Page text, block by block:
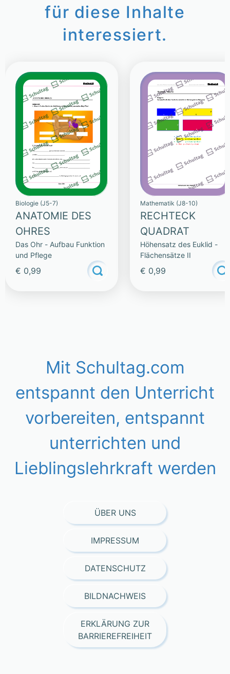
für diese Inhalte
interessiert.
Biologie (J5-7)
ANATOMIE DES
OHRES
Das Ohr - Aufbau Funktion
und Pflege
€ 0,99
Mathematik (J8-10)
RECHTECK
QUADRAT
Höhensatz des Euklid -
Flächensätze II
€ 0,99
Mit Schultag.com
entspannt den Unterricht
vorbereiten, entspannt
unterrichten und
Lieblingslehrkraft werden
ÜBER UNS
IMPRESSUM
DATENSCHUTZ
BILDNACHWEIS
ERKLÄRUNG ZUR
BARRIEREFREIHEIT